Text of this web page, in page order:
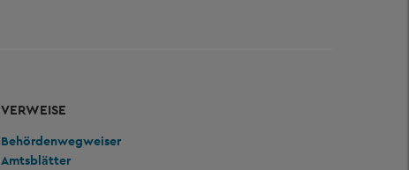
VERWEISE
Behördenwegweiser
Amtsblätter